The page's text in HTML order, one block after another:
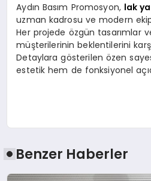
Aydın Basım Promosyon, lak
uzman kadrosu ve modern
Her projede özgün tasarımlar
müşterilerinin beklentilerini
Detaylara gösterilen özen
estetik hem de fonksiyonel
Benzer Haberler